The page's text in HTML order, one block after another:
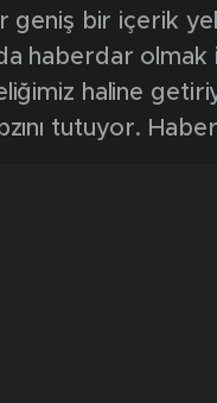
geniş bir içerik
haberdar olmak
haline
tutuyor.